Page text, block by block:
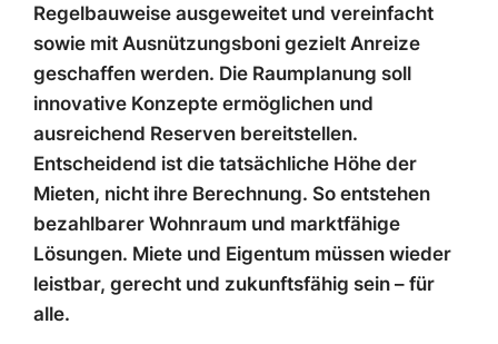
Regelbauweise ausgeweitet und vereinfacht
sowie mit Ausnützungsboni gezielt Anreize
geschaffen werden. Die Raumplanung soll
innovative Konzepte ermöglichen und
ausreichend Reserven bereitstellen.
Entscheidend ist die tatsächliche Höhe der
Mieten, nicht ihre Berechnung. So entstehen
bezahlbarer Wohnraum und marktfähige
Lösungen. Miete und Eigentum müssen wieder
leistbar, gerecht und zukunftsfähig sein – für
alle.